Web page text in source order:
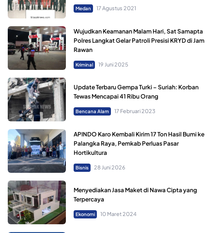
Medan 17 Agustus 2021
Wujudkan Keamanan Malam Hari, Sat Samapta
Polres Langkat Gelar Patroli Presisi KRYD di Jam
Rawan
Kriminal 19 Juni 2025
Update Terbaru Gempa Turki – Suriah: Korban
Tewas Mencapai 41 Ribu Orang
Bencana Alam 17 Februari 2023
APINDO Karo Kembali Kirim 17 Ton Hasil Bumi ke
Palangka Raya, Pemkab Perluas Pasar
Hortikultura
Bisnis 28 Juni 2026
Menyediakan Jasa Maket di Nawa Cipta yang
Terpercaya
Ekonomi 10 Maret 2024